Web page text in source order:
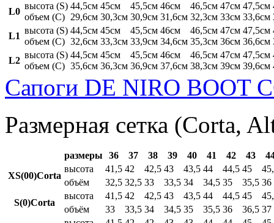
L0
высота (S)
объем (C)
44,5см
29,6см
45см
30,3см
45,5см
30,9см
46см
31,6см
46,5см
32,3см
47см
33см
47,5см
33,6см
L1
высота (S)
объем (C)
44,5см
32,6см
45см
33,3см
45,5см
33,9см
46см
34,6см
46,5см
35,3см
47см
36см
47,5см
36,6см
L2
высота (S)
объем (C)
44,5см
35,6см
45см
36,3см
45,5см
36,9см
46см
37,6см
46,5см
38,3см
47см
39см
47,5см
39,6см
Сапоги DE NIRO BOOT
Размерная сетка (Corta,
размеры 36 37 38 39 40 41 42 43
XS(00)Corta
высота 41,5 42 42,5 43 43,5 44 44,5 45
объём
32,5 32,5 33 33,5 34 34,5 35 35,5 36
S(0)Corta
высота 41,5 42 42,5 43 43,5 44 44,5 45
объём
33 33,5 34 34,5 35 35,5 36 36,5 37